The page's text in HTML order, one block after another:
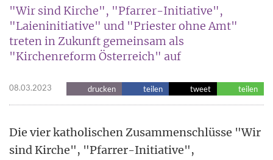
"Wir sind Kirche", "Pfarrer-Initiative",
"Laieninitiative" und "Priester ohne Amt"
treten in Zukunft gemeinsam als
"Kirchenreform Österreich" auf
08.03.2023 drucken teilen tweet teilen
Die vier katholischen Zusammenschlüsse "Wir
sind Kirche", "Pfarrer-Initiative",